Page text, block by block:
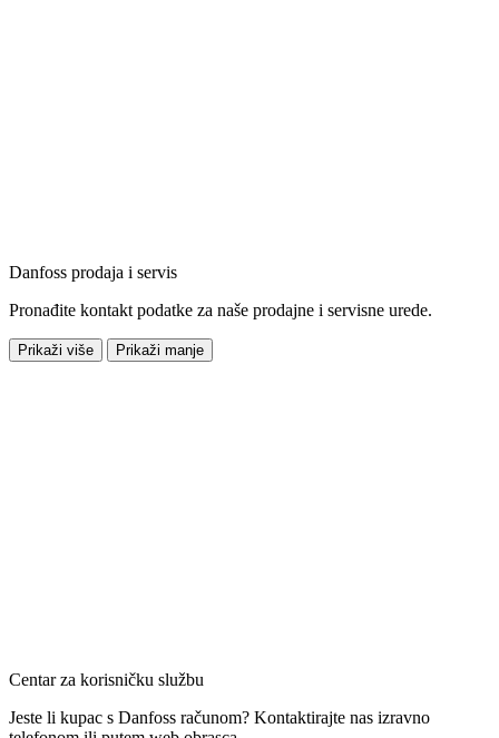
Danfoss prodaja i servis
Pronađite kontakt podatke za naše prodajne i servisne urede.
Prikaži više Prikaži manje
Centar za korisničku službu
Jeste li kupac s Danfoss računom? Kontaktirajte nas izravno